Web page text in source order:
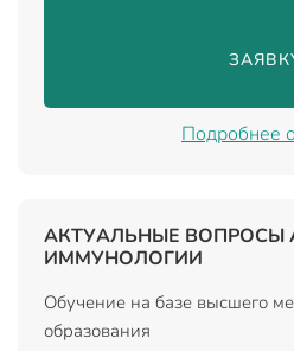
Подробнее
АКТУАЛЬНЫЕ ВОПРОСЫ
ИММУНОЛОГИИ
Обучение на базе высшего
образования